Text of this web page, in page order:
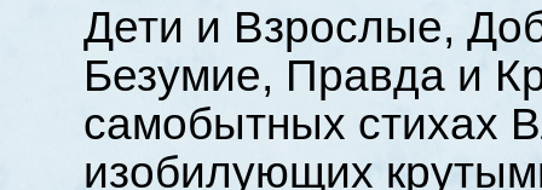
Дети и Взрослые,
Безумие, Правда и
самобытных стихах
изобилующих